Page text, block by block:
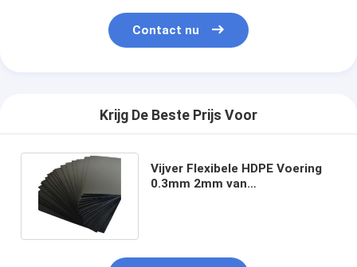
Contact nu
Krijg De Beste Prijs Voor
Vijver Flexibele HDPE Voering
0.3mm 2mm van